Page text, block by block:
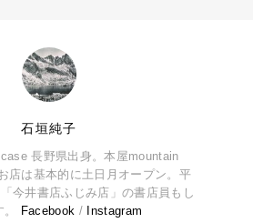
石垣純子
長野県出身。本屋mountain
店は基本的に土日月オープン。平
今井書店ふじみ店」の書店員もし
。
Facebook / Instagram